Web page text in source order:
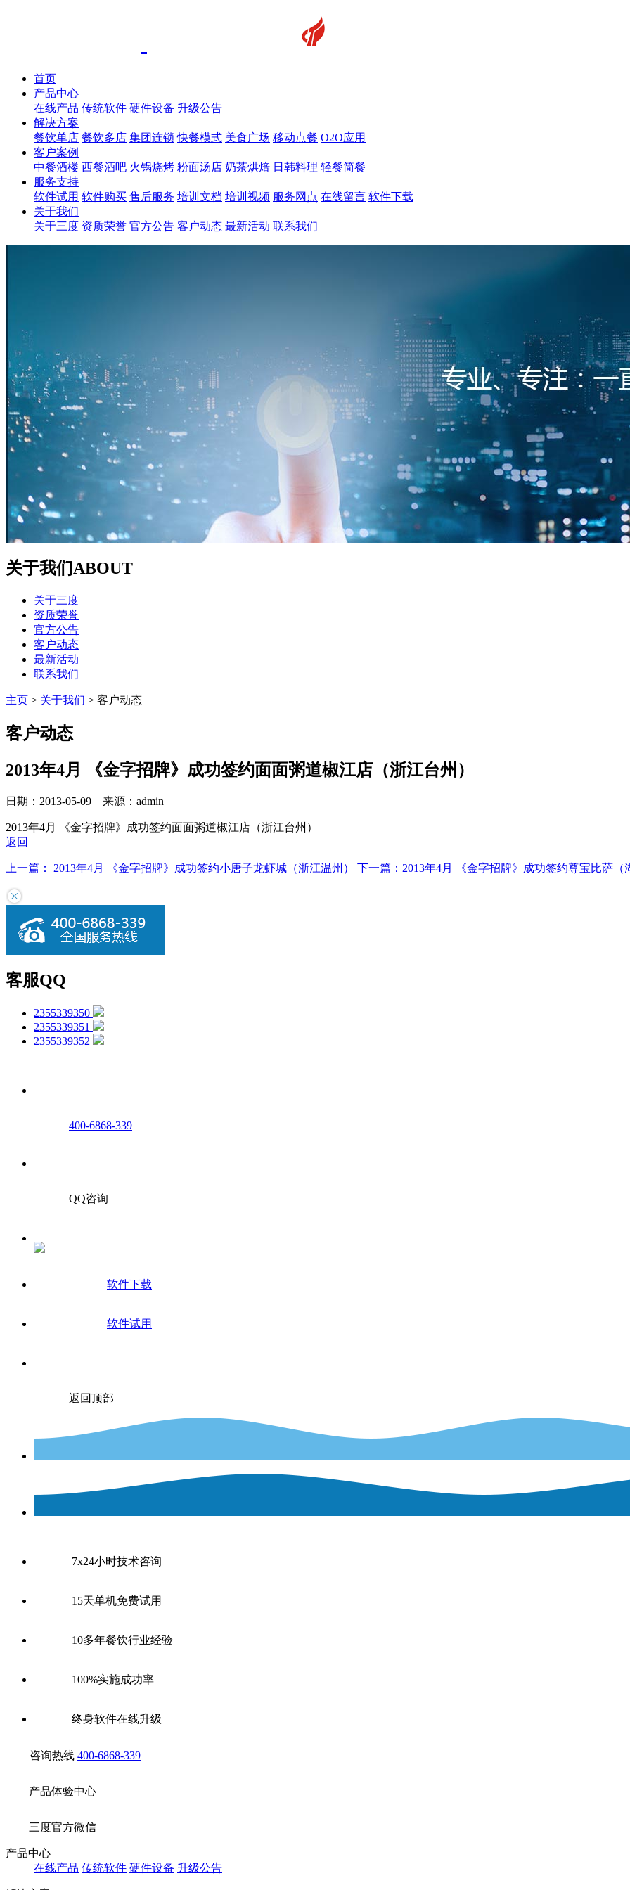
首页
产品中心
在线产品 传统软件 硬件设备 升级公告
解决方案
餐饮单店 餐饮多店 集团连锁 快餐模式 美食广场 移动点餐 O2O应用
客户案例
中餐酒楼 西餐酒吧 火锅烧烤 粉面汤店 奶茶烘焙 日韩料理 轻餐简餐
服务支持
软件试用 软件购买 售后服务 培训文档 培训视频 服务网点 在线留言 软件下载
关于我们
关于三度 资质荣誉 官方公告 客户动态 最新活动 联系我们
关于我们ABOUT
关于三度
资质荣誉
官方公告
客户动态
最新活动
联系我们
主页 > 关于我们 > 客户动态
客户动态
2013年4月 《金字招牌》成功签约面面粥道椒江店（浙江台州）
日期：2013-05-09 来源：admin
2013年4月 《金字招牌》成功签约面面粥道椒江店（浙江台州）
返回
上一篇： 2013年4月 《金字招牌》成功签约小唐子龙虾城（浙江温州） 下一篇： 2013年4月 《金字招牌》成功签约尊宝比萨（
客服QQ
2355339350
2355339351
2355339352
400-6868-339
QQ咨询
软件下载
软件试用
返回顶部
7x24小时技术咨询
15天单机免费试用
10多年餐饮行业经验
100%实施成功率
终身软件在线升级
咨询热线 400-6868-339
产品体验中心
三度官方微信
产品中心
在线产品 传统软件 硬件设备 升级公告